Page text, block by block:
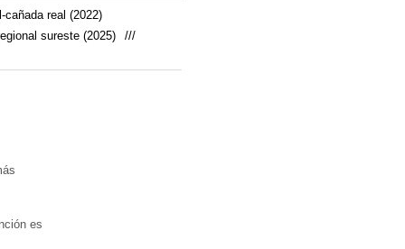
cañada real (2022)
sureste (2025)
///
es